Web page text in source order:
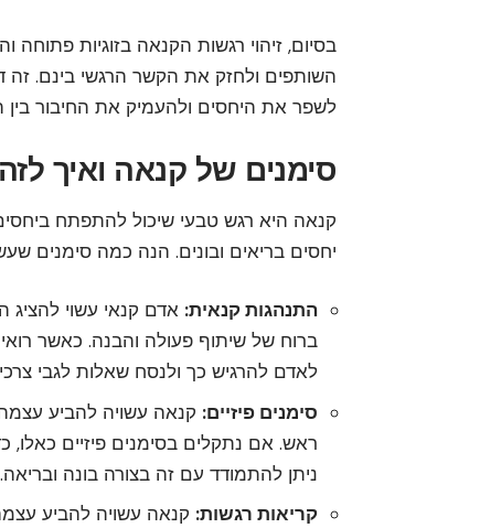
בסיום, זיהוי רגשות הקנאה בזוגיות
השותפים ולחזק את הקשר הרגשי בינם. זה
לשפר את היחסים ולהעמיק את החיבור בין
סימנים של קנאה ואיך
קנאה היא רגש טבעי שיכול להתפתח
יחסים בריאים ובונים. הנה כמה סימנים
התנהגות קנאית: אדם קנאי עשוי
ברוח של שיתוף פעולה והבנה. כאשר
לאדם להרגיש כך ולנסח שאלות לגבי צרכיו
סימנים פיזיים: קנאה עשויה להביע עצמה
ראש. אם נתקלים בסימנים פיזיים כאלו,
ניתן להתמודד עם זה בצורה בונה ובריאה.
קריאות רגשות: קנאה עשויה להביע